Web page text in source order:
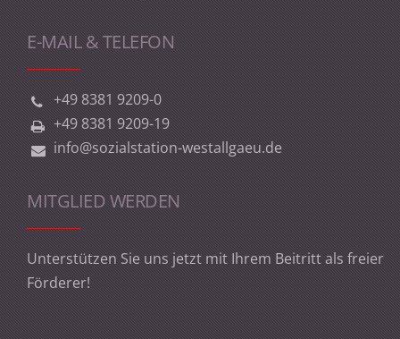
E-MAIL & TELEFON
+49 8381 9209-0
+49 8381 9209-19
info@sozialstation-westallgaeu.de
MITGLIED WERDEN
Unterstützen Sie uns jetzt mit Ihrem Beitritt als freier
Förderer!